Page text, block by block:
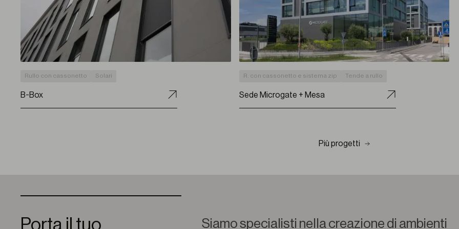
Rullo con cassonetto Solari
B-Box
R. con cassonetto e sistema zip Tende a rullo
Sede Microgate + Mesa
Più progetti
Porta il tuo Siamo specialisti nella creazione di ambienti